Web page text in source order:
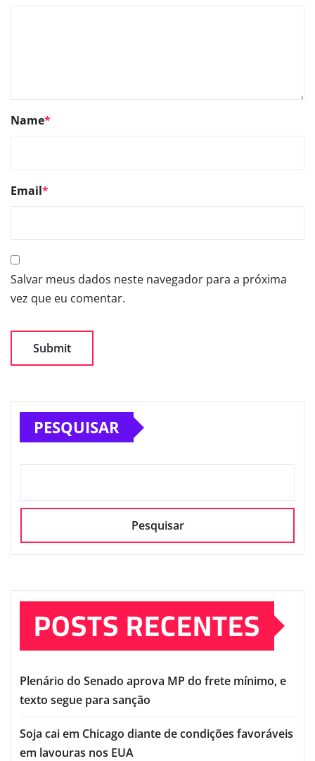
Name*
Email*
Salvar meus dados neste navegador para a próxima
vez que eu comentar.
PESQUISAR
Pesquisar
POSTS RECENTES
Plenário do Senado aprova MP do frete mínimo, e
texto segue para sanção
Soja cai em Chicago diante de condições favoráveis
em lavouras nos EUA